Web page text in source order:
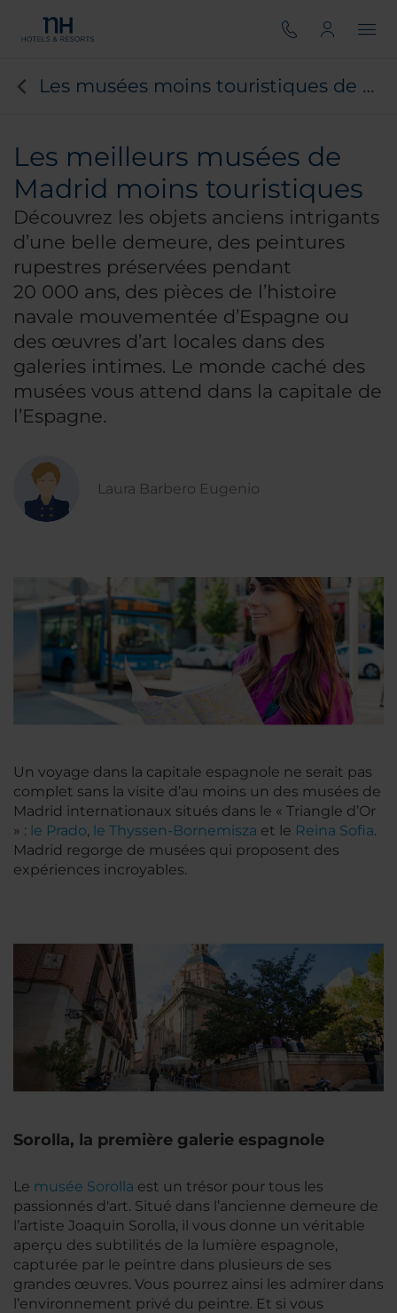
Les musées moins touristiques de Madrid
Les meilleurs musées de
Madrid moins touristiques
Découvrez les objets anciens intrigants
d’une belle demeure, des peintures
rupestres préservées pendant
20 000 ans, des pièces de l’histoire
navale mouvementée d’Espagne ou
des œuvres d’art locales dans des
galeries intimes. Le monde caché des
musées vous attend dans la capitale de
l’Espagne.
Laura Barbero Eugenio
Un voyage dans la capitale espagnole ne serait pas
complet sans la visite d’au moins un des musées de
Madrid internationaux situés dans le « Triangle d’Or
» : le Prado, le Thyssen-Bornemisza et le Reina Sofia.
Madrid regorge de musées qui proposent des
expériences incroyables.
Sorolla, la première galerie espagnole
Le musée Sorolla est un trésor pour tous les
passionnés d'art. Situé dans l’ancienne demeure de
l’artiste Joaquin Sorolla, il vous donne un véritable
aperçu des subtilités de la lumière espagnole,
capturée par le peintre dans plusieurs de ses
grandes œuvres. Vous pourrez ainsi les admirer dans
l’environnement privé du peintre. Et si vous